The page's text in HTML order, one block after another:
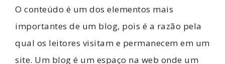
O conteúdo é um dos elementos mais
importantes de um blog, pois é a razão pela
qual os leitores visitam e permanecem em um
site. Um blog é um espaço na web onde um